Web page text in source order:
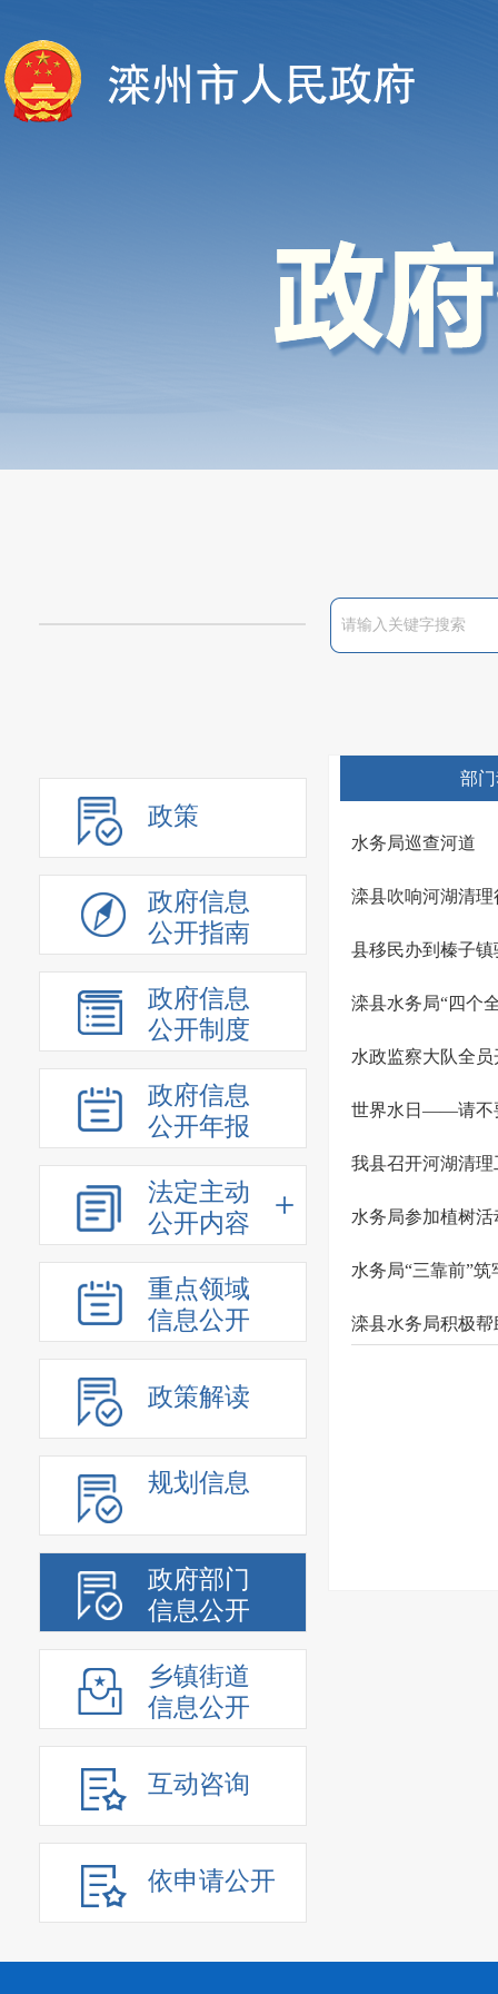
政策
政府信息
公开指南
政府信息
公开制度
政府信息
公开年报
法定主动
公开内容
重点领域
信息公开
政策解读
规划信息
政府部门
信息公开
乡镇街道
信息公开
互动咨询
依申请公开
部
水务局巡查河道
滦县吹响河湖清理
县移民办到榛子
滦县水务局“四个
水政监察大队全
世界水日——请不
我县召开河湖清
水务局参加植树活
水务局“三靠前”筑
滦县水务局积极